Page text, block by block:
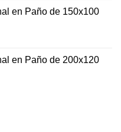
en Paño de 150x100
en Paño de 200x120